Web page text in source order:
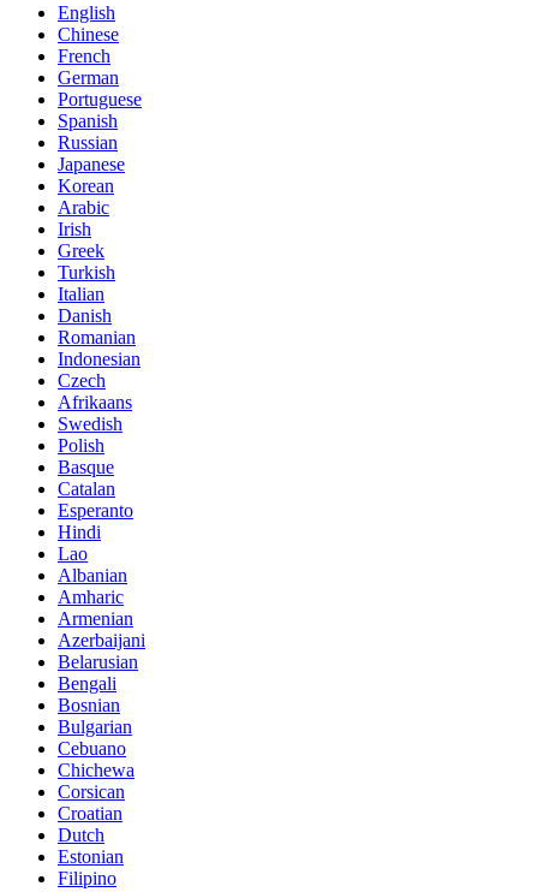
English
Chinese
French
German
Portuguese
Spanish
Russian
Japanese
Korean
Arabic
Irish
Greek
Turkish
Italian
Danish
Romanian
Indonesian
Czech
Afrikaans
Swedish
Polish
Basque
Catalan
Esperanto
Hindi
Lao
Albanian
Amharic
Armenian
Azerbaijani
Belarusian
Bengali
Bosnian
Bulgarian
Cebuano
Chichewa
Corsican
Croatian
Dutch
Estonian
Filipino